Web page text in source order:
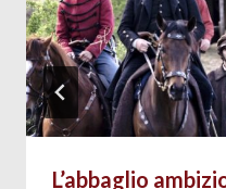
L’abbaglio